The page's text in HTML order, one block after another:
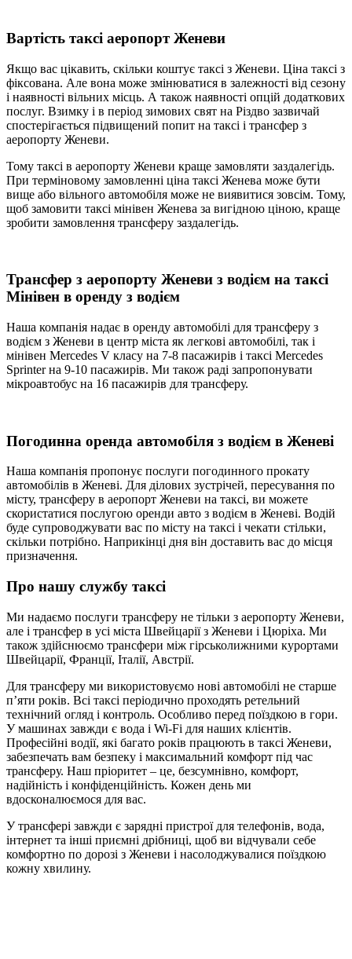
Вартість таксі аеропорт Женеви
Якщо вас цікавить, скільки коштує таксі з Женеви. Ціна таксі з
фіксована. Але вона може змінюватися в залежності від сезону
і наявності вільних місць. А також наявності опцій додаткових
послуг. Взимку і в період зимових свят на Різдво зазвичай
спостерігається підвищений попит на таксі і трансфер з
аеропорту Женеви.
Тому таксі в аеропорту Женеви краще замовляти заздалегідь.
При терміновому замовленні ціна таксі Женева може бути
вище або вільного автомобіля може не виявитися зовсім. Тому,
щоб замовити таксі мінівен Женева за вигідною ціною, краще
зробити замовлення трансферу заздалегідь.
Трансфер з аеропорту Женеви з водієм на таксі
Мінівен в оренду з водієм
Наша компанія надає в оренду автомобілі для трансферу з
водієм з Женеви в центр міста як легкові автомобілі, так і
мінівен Mercedes V класу на 7-8 пасажирів і таксі Mercedes
Sprinter на 9-10 пасажирів. Ми також раді запропонувати
мікроавтобус на 16 пасажирів для трансферу.
Погодинна оренда автомобіля з водієм в Женеві
Наша компанія пропонує послуги погодинного прокату
автомобілів в Женеві. Для ділових зустрічей, пересування по
місту, трансферу в аеропорт Женеви на таксі, ви можете
скористатися послугою оренди авто з водієм в Женеві. Водій
буде супроводжувати вас по місту на таксі і чекати стільки,
скільки потрібно. Наприкінці дня він доставить вас до місця
призначення.
Про нашу службу таксі
Ми надаємо послуги трансферу не тільки з аеропорту Женеви,
але і трансфер в усі міста Швейцарії з Женеви і Цюріха. Ми
також здійснюємо трансфери між гірськолижними курортами
Швейцарії, Франції, Італії, Австрії.
Для трансферу ми використовуємо нові автомобілі не старше
п’яти років. Всі таксі періодично проходять ретельний
технічний огляд і контроль. Особливо перед поїздкою в гори.
У машинах завжди є вода і Wi-Fi для наших клієнтів.
Професійні водії, які багато років працюють в таксі Женеви,
забезпечать вам безпеку і максимальний комфорт під час
трансферу. Наш пріоритет – це, безсумнівно, комфорт,
надійність і конфіденційність. Кожен день ми
вдосконалюємося для вас.
У трансфері завжди є зарядні пристрої для телефонів, вода,
інтернет та інші приємні дрібниці, щоб ви відчували себе
комфортно по дорозі з Женеви і насолоджувалися поїздкою
кожну хвилину.